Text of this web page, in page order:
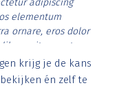
adipiscing
elementum
ornare, eros dolor
vitae erat.
id rutrum lorem
posuere.
krijg je de kans
én zelf te